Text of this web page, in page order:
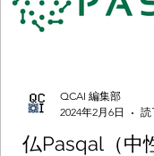
仏Pasqal（中
QCAI 編集部
2024年2月6日
読